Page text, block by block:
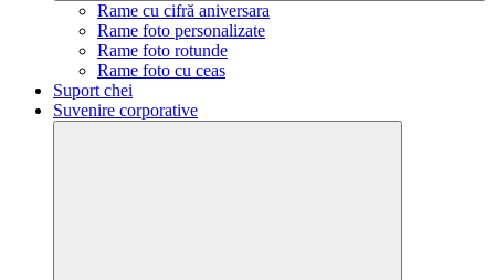
Rame cu cifră aniversara
Rame foto personalizate
Rame foto rotunde
Rame foto cu ceas
Suport chei
Suvenire corporative